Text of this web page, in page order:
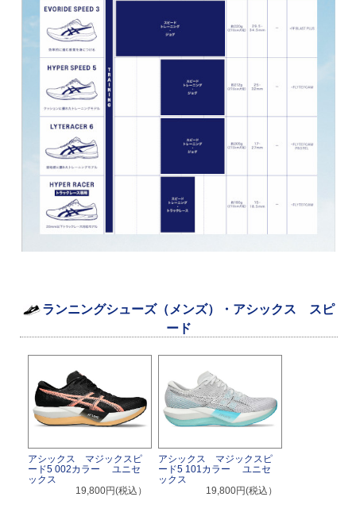
ランニングシューズ（メンズ）・アシックス スピ
ード
アシックス マジックスピ
ード5 002カラー ユニセ
ックス
19,800円(税込）
アシックス マジックスピ
ード5 101カラー ユニセ
ックス
19,800円(税込）